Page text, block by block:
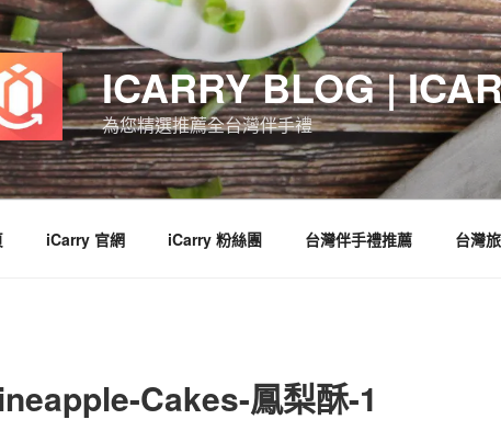
ICARRY BLOG |
為您精選推薦全台灣伴手禮
iCarry 官網 iCarry 粉絲團 台灣伴手禮推薦 台灣
Cakes-鳳梨酥-1